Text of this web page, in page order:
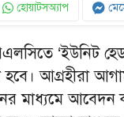
হোয়াটসঅ্যাপ
‘ইউনিট
আগ্রহীরা
মাধ্যমে আবেদন